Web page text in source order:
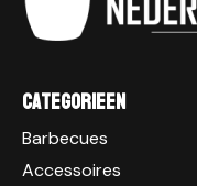
Categorieen
Barbecues
Accessoires